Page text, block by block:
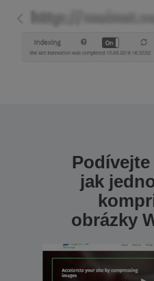
Podívejte
jak
obrázky